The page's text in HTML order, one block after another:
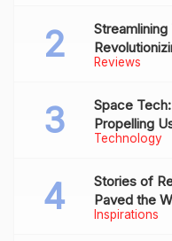
Reviews
Technology
Space
Propelling
Inspirations
Stories of
Paved the